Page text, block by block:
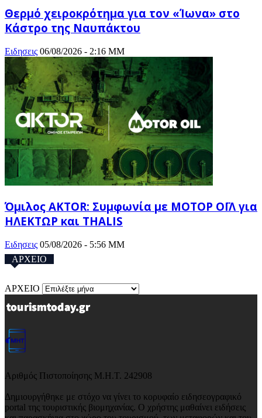
Θερμό χειροκρότημα για τον «Ίωνα» στο
Κάστρο της Ναυπάκτου
Ειδησεις 06/08/2026 - 2:16 ΜΜ
Όμιλος AKTOR: Συμφωνία με ΜΟΤΟΡ ΟΪΛ για
ΗΛΕΚΤΩΡ και THALIS
Ειδησεις 05/08/2026 - 5:56 ΜΜ
ΑΡΧΕΙΟ
ΑΡΧΕΙΟ
Αριθμός Πιστοποίησης Μ.Η.Τ. 242908
Δημιουργήθηκε με στόχο να γίνει το κορυφαίο ειδησεογραφικό
portal της τουριστικής βιομηχανίας. Ο χρήστης μαθαίνει ειδήσεις